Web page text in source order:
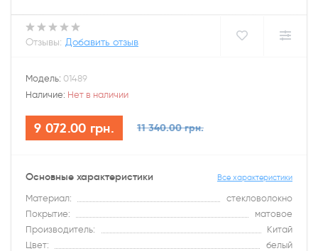
Отзывы: Добавить отзыв
Модель: 01489
Наличие: Нет в наличии
9 072.00 грн. 11 340.00 грн.
Основные характеристики Все характеристики
Материал:
стекловолокно
Покрытие:
матовое
Производитель:
Китай
Цвет:
белый